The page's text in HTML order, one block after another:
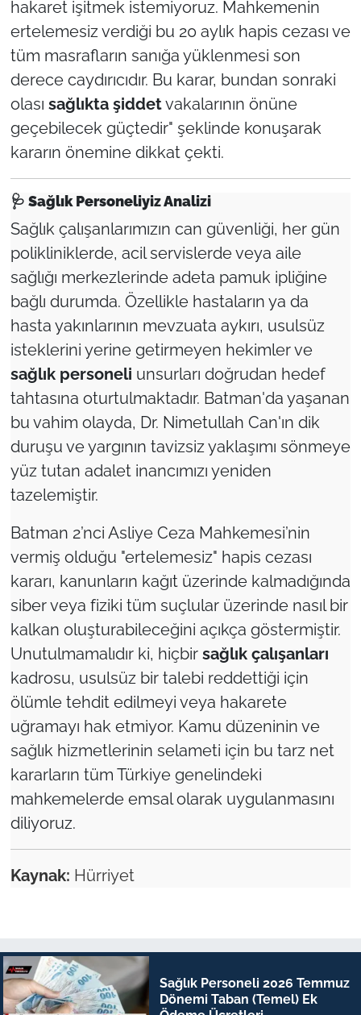
hakaret işitmek istemiyoruz. Mahkemenin
ertelemesiz verdiği bu 20 aylık hapis cezası ve
tüm masrafların sanığa yüklenmesi son
derece caydırıcıdır. Bu karar, bundan sonraki
olası sağlıkta şiddetvakalarının önüne
geçebilecek güçtedir" şeklinde konuşarak
kararın önemine dikkat çekti.
🩺 Sağlık Personeliyiz Analizi
Sağlık çalışanlarımızın can güvenliği, her gün
polikliniklerde, acil servislerde veya aile
sağlığı merkezlerinde adeta pamuk ipliğine
bağlı durumda. Özellikle hastaların ya da
hasta yakınlarının mevzuata aykırı, usulsüz
isteklerini yerine getirmeyen hekimler ve
sağlık personeli unsurları doğrudan hedef
tahtasına oturtulmaktadır. Batman'da yaşanan
bu vahim olayda, Dr. Nimetullah Can'ın dik
duruşu ve yargının tavizsiz yaklaşımı sönmeye
yüz tutan adalet inancımızı yeniden
tazelemiştir.
Batman 2’nci Asliye Ceza Mahkemesi’nin
vermiş olduğu "ertelemesiz" hapis cezası
kararı, kanunların kağıt üzerinde kalmadığında
siber veya fiziki tüm suçlular üzerinde nasıl bir
kalkan oluşturabileceğini açıkça göstermiştir.
Unutulmamalıdır ki, hiçbir sağlık çalışanları
kadrosu, usulsüz bir talebi reddettiği için
ölümle tehdit edilmeyi veya hakarete
uğramayı hak etmiyor. Kamu düzeninin ve
sağlık hizmetlerinin selameti için bu tarz net
kararların tüm Türkiye genelindeki
mahkemelerde emsal olarak uygulanmasını
diliyoruz.
Kaynak: Hürriyet
Sağlık Personeli 2026 Temmuz
Dönemi Taban (Temel) Ek